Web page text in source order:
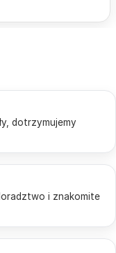
dotrzymujemy
i znakomite